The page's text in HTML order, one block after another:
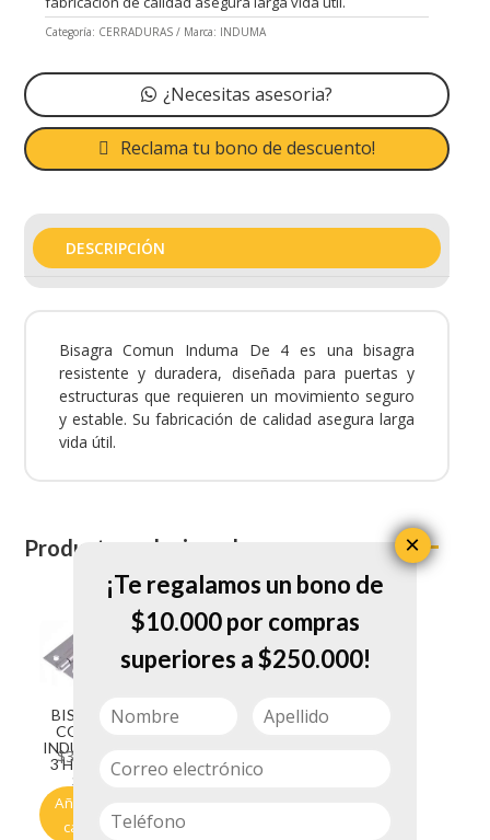
Categoría: CERRADURAS Marca: INDUMA
¿Necesitas asesoria?
Reclama tu bono de descuento!
DESCRIPCIÓN
Bisagra Comun Induma De 4 es una bisagra
resistente y duradera, diseñada para puertas y
estructuras que requieren un movimiento seguro
y estable. Su fabricación de calidad asegura larga
vida útil.
Productos relacionados
BISAGRA
COMUN
INDUMA DE
3 HIERRO
S/T
$31.950
Añadir al
carrito
A INDUMA
¡Te regalamos un bono de
$10.000 por compras
superiores a $250.000!
×